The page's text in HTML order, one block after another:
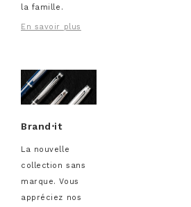
la famille.
En savoir plus
Brand⋅it
La nouvelle
collection sans
marque. Vous
appréciez nos